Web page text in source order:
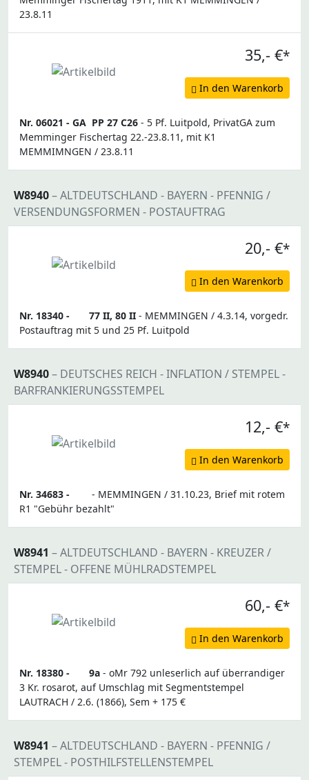
23.8.11
35,- €*
In den Warenkorb
Nr. 06021 - GA PP 27 C26 - 5 Pf. Luitpold, PrivatGA zum
Memminger Fischertag 22.-23.8.11, mit K1
MEMMIMNGEN / 23.8.11
W8940– ALTDEUTSCHLAND - BAYERN - PFENNIG /
VERSENDUNGSFORMEN - POSTAUFTRAG
20,- €*
In den Warenkorb
Nr. 18340 - 77 II, 80 II - MEMMINGEN / 4.3.14, vorgedr.
Postauftrag mit 5 und 25 Pf. Luitpold
W8940– DEUTSCHES REICH - INFLATION / STEMPEL -
BARFRANKIERUNGSSTEMPEL
12,- €*
In den Warenkorb
Nr. 34683 -
- MEMMINGEN / 31.10.23, Brief mit rotem
R1 "Gebühr bezahlt"
W8941 – ALTDEUTSCHLAND - BAYERN - KREUZER /
STEMPEL - OFFENE MÜHLRADSTEMPEL
60,- €*
In den Warenkorb
Nr. 18380 - 9a - oMr 792 unleserlich auf überrandiger
3 Kr. rosarot, auf Umschlag mit Segmentstempel
LAUTRACH / 2.6. (1866), Sem + 175 €
W8941 – ALTDEUTSCHLAND - BAYERN - PFENNIG /
STEMPEL - POSTHILFSTELLENSTEMPEL